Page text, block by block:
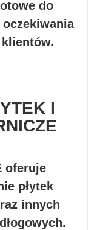
do
oczekiwania
I
oferuje
płytek
innych